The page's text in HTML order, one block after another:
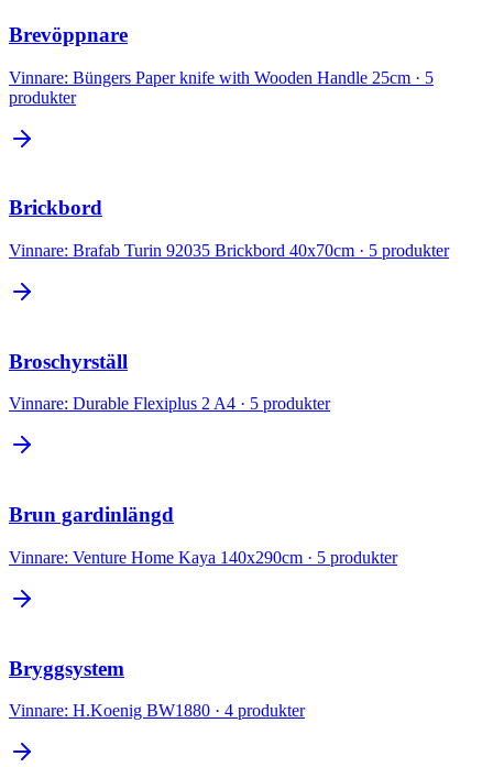
Brevöppnare
Vinnare: Büngers Paper knife with Wooden Handle 25cm · 5
produkter
Brickbord
Vinnare: Brafab Turin 92035 Brickbord 40x70cm · 5 produkter
Broschyrställ
Vinnare: Durable Flexiplus 2 A4 · 5 produkter
Brun gardinlängd
Vinnare: Venture Home Kaya 140x290cm · 5 produkter
Bryggsystem
Vinnare: H.Koenig BW1880 · 4 produkter